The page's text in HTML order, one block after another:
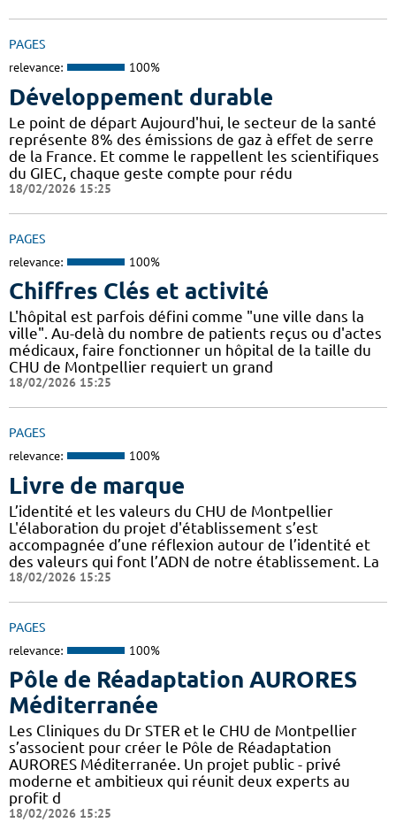
PAGES
relevance: 100%
Développement durable
Le point de départ Aujourd'hui, le secteur de la santé
représente 8% des émissions de gaz à effet de serre
de la France. Et comme le rappellent les scientifiques
du GIEC, chaque geste compte pour rédu
18/02/2026 15:25
PAGES
relevance: 100%
Chiffres Clés et activité
L'hôpital est parfois défini comme "une ville dans la
ville". Au-delà du nombre de patients reçus ou d'actes
médicaux, faire fonctionner un hôpital de la taille du
CHU de Montpellier requiert un grand
18/02/2026 15:25
PAGES
relevance: 100%
Livre de marque
L’identité et les valeurs du CHU de Montpellier
L'élaboration du projet d'établissement s’est
accompagnée d’une réflexion autour de l’identité et
des valeurs qui font l’ADN de notre établissement. La
18/02/2026 15:25
PAGES
relevance: 100%
Pôle de Réadaptation AURORES
Méditerranée
Les Cliniques du Dr STER et le CHU de Montpellier
s’associent pour créer le Pôle de Réadaptation
AURORES Méditerranée. Un projet public - privé
moderne et ambitieux qui réunit deux experts au
profit d
18/02/2026 15:25